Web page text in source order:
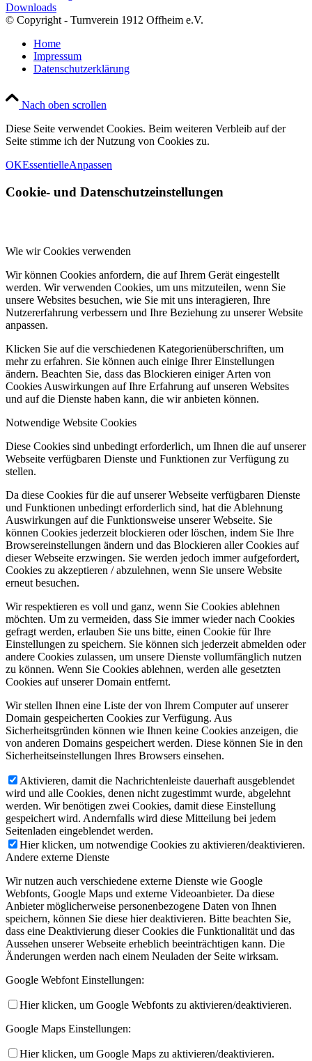
Downloads
© Copyright - Turnverein 1912 Offheim e.V.
Home
Impressum
Datenschutzerklärung
Nach oben scrollen
Diese Seite verwendet Cookies. Beim weiteren Verbleib auf der
Seite stimme ich der Nutzung von Cookies zu.
OKEssentielleAnpassen
Cookie- und Datenschutzeinstellungen
Wie wir Cookies verwenden
Wir können Cookies anfordern, die auf Ihrem Gerät eingestellt
werden. Wir verwenden Cookies, um uns mitzuteilen, wenn Sie
unsere Websites besuchen, wie Sie mit uns interagieren, Ihre
Nutzererfahrung verbessern und Ihre Beziehung zu unserer Website
anpassen.
Klicken Sie auf die verschiedenen Kategorienüberschriften, um
mehr zu erfahren. Sie können auch einige Ihrer Einstellungen
ändern. Beachten Sie, dass das Blockieren einiger Arten von
Cookies Auswirkungen auf Ihre Erfahrung auf unseren Websites
und auf die Dienste haben kann, die wir anbieten können.
Notwendige Website Cookies
Diese Cookies sind unbedingt erforderlich, um Ihnen die auf unserer
Webseite verfügbaren Dienste und Funktionen zur Verfügung zu
stellen.
Da diese Cookies für die auf unserer Webseite verfügbaren Dienste
und Funktionen unbedingt erforderlich sind, hat die Ablehnung
Auswirkungen auf die Funktionsweise unserer Webseite. Sie
können Cookies jederzeit blockieren oder löschen, indem Sie Ihre
Browsereinstellungen ändern und das Blockieren aller Cookies auf
dieser Webseite erzwingen. Sie werden jedoch immer aufgefordert,
Cookies zu akzeptieren / abzulehnen, wenn Sie unsere Website
erneut besuchen.
Wir respektieren es voll und ganz, wenn Sie Cookies ablehnen
möchten. Um zu vermeiden, dass Sie immer wieder nach Cookies
gefragt werden, erlauben Sie uns bitte, einen Cookie für Ihre
Einstellungen zu speichern. Sie können sich jederzeit abmelden oder
andere Cookies zulassen, um unsere Dienste vollumfänglich nutzen
zu können. Wenn Sie Cookies ablehnen, werden alle gesetzten
Cookies auf unserer Domain entfernt.
Wir stellen Ihnen eine Liste der von Ihrem Computer auf unserer
Domain gespeicherten Cookies zur Verfügung. Aus
Sicherheitsgründen können wie Ihnen keine Cookies anzeigen, die
von anderen Domains gespeichert werden. Diese können Sie in den
Sicherheitseinstellungen Ihres Browsers einsehen.
Aktivieren, damit die Nachrichtenleiste dauerhaft ausgeblendet
wird und alle Cookies, denen nicht zugestimmt wurde, abgelehnt
werden. Wir benötigen zwei Cookies, damit diese Einstellung
gespeichert wird. Andernfalls wird diese Mitteilung bei jedem
Seitenladen eingeblendet werden.
Hier klicken, um notwendige Cookies zu aktivieren/deaktivieren.
Andere externe Dienste
Wir nutzen auch verschiedene externe Dienste wie Google
Webfonts, Google Maps und externe Videoanbieter. Da diese
Anbieter möglicherweise personenbezogene Daten von Ihnen
speichern, können Sie diese hier deaktivieren. Bitte beachten Sie,
dass eine Deaktivierung dieser Cookies die Funktionalität und das
Aussehen unserer Webseite erheblich beeinträchtigen kann. Die
Änderungen werden nach einem Neuladen der Seite wirksam.
Google Webfont Einstellungen:
Hier klicken, um Google Webfonts zu aktivieren/deaktivieren.
Google Maps Einstellungen:
Hier klicken, um Google Maps zu aktivieren/deaktivieren.